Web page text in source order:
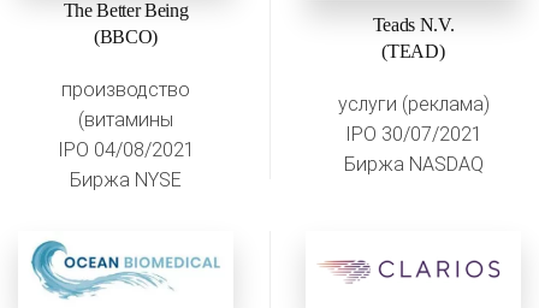
The Better Being
(BBCO)
производство
(витамины
IPO 04/08/2021
Биржа NYSE
Teads N.V.
(TEAD)
услуги (реклама)
IPO 30/07/2021
Биржа NASDAQ